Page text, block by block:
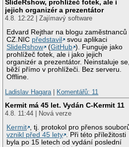
SlideRshow, prohlížeč fotek, ale i
jejich organizér a prezentátor
4.8. 12:22 | Zajímavý software
Edvard Rejthar na blogu zaměstnanců
CZ.NIC představil
svou aplikaci
SlideRshow
(GitHub ). Funguje jako
prohlížeč fotek, ale i jako jejich
organizér a prezentátor. Neinstaluje se,
běží přímo v prohlížeči. Bez serveru.
Offline.
Ladislav Hagara| Komentářů: 11
Kermit má 45 let. Vydán C-Kermit 11
4.8. 11:44 | Nová verze
Kermit , tj. protokol pro přenos
vznikl před 45 lety . Při této příležitosti
byla po 15 letech od vydání poslední